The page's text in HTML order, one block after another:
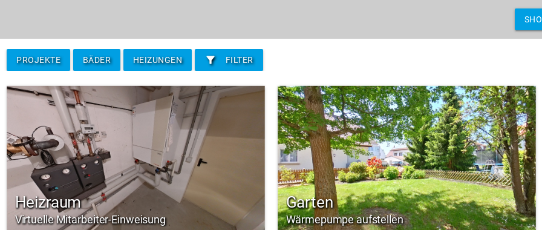
PROJEKTE BÄDER HEIZUNGEN filter_alt FILTER
Heizraum
Virtuelle Mitarbeiter-Einweisung
Garten
Wärmepumpe aufstellen